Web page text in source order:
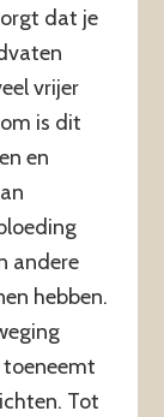
dat je
vrijer
is dit
en
andere
hebben.
Tot